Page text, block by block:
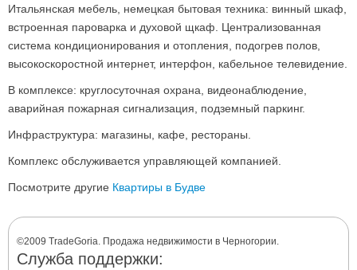
Итальянская мебель, немецкая бытовая техника: винный шкаф,
встроенная пароварка и духовой щкаф. Централизованная
система кондиционирования и отопления, подогрев полов,
высокоскоростной интернет, интерфон, кабельное телевидение.
В комплексе: круглосуточная охрана, видеонаблюдение,
аварийная пожарная сигнализация, подземный паркинг.
Инфраструктура: магазины, кафе, рестораны.
Комплекс обслуживается управляющей компанией.
Посмотрите другие Квартиры в Будве
©2009 TradeGoria. Продажа недвижимости в Черногории.
Служба поддержки: